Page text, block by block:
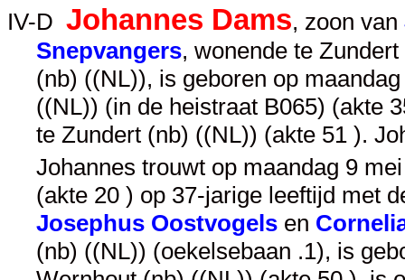
IV-D Johannes Dams, zoon van
Snepvangers, wonende te
(nb) ((NL)), is geboren op
((NL)) (in de heistraat B065) (akte
te Zundert (nb) ((NL)) (akte 51 ).
Johannes trouwt op maandag 9
(akte 20 ) op 37-jarige leeftijd met
Josephus Oostvogels en
(nb) ((NL)) (oekelsebaan .1), is